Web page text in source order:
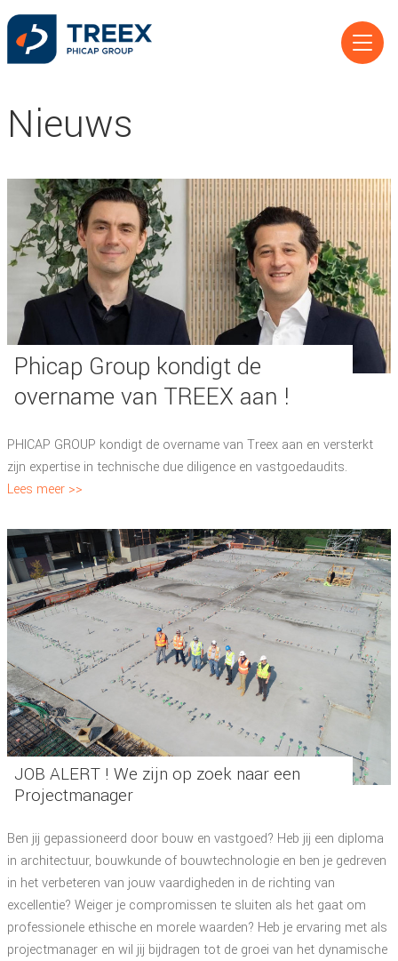
Nieuws
Phicap Group kondigt de
overname van TREEX aan !
PHICAP GROUP kondigt de overname van Treex aan en versterkt
zijn expertise in technische due diligence en vastgoedaudits.
Lees meer >>
JOB ALERT ! We zijn op zoek naar een
Projectmanager
Ben jij gepassioneerd door bouw en vastgoed? Heb jij een diploma
in architectuur, bouwkunde of bouwtechnologie en ben je gedreven
in het verbeteren van jouw vaardigheden in de richting van
excellentie? Weiger je compromissen te sluiten als het gaat om
professionele ethische en morele waarden? Heb je ervaring met als
projectmanager en wil jij bijdragen tot de groei van het dynamische